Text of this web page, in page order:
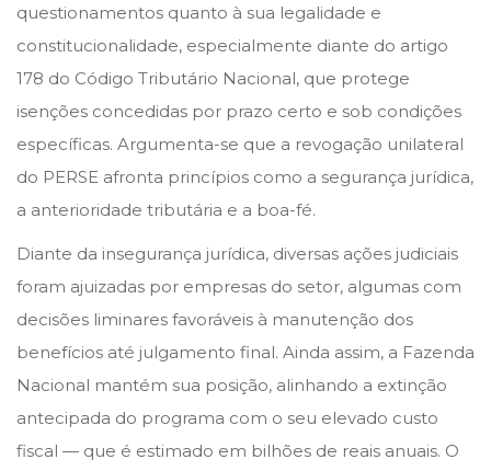
questionamentos quanto à sua legalidade e
constitucionalidade, especialmente diante do artigo
178 do Código Tributário Nacional, que protege
isenções concedidas por prazo certo e sob condições
específicas. Argumenta-se que a revogação unilateral
do PERSE afronta princípios como a segurança jurídica,
a anterioridade tributária e a boa-fé.
Diante da insegurança jurídica, diversas ações judiciais
foram ajuizadas por empresas do setor, algumas com
decisões liminares favoráveis à manutenção dos
benefícios até julgamento final. Ainda assim, a Fazenda
Nacional mantém sua posição, alinhando a extinção
antecipada do programa com o seu elevado custo
fiscal — que é estimado em bilhões de reais anuais. O